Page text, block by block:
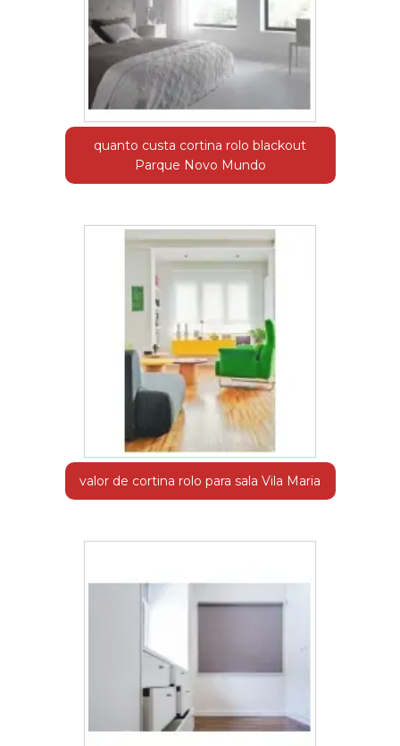
quanto custa cortina rolo blackout
Parque Novo Mundo
valor de cortina rolo para sala Vila Maria